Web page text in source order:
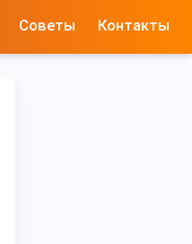
Советы Контакты